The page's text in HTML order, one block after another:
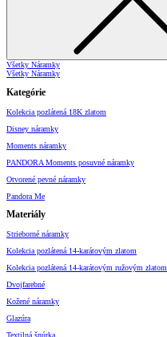
Všetky Náramky
Všetky Náramky
Kategórie
Kolekcia pozlátená 18K zlatom
Disney náramky
Moments náramky
PANDORA Moments posuvné náramky
Otvorené pevné náramky
Pandora Me
Materiály
Strieborné náramky
Kolekcia pozlátená 14-karátovým zlatom
Kolekcia pozlátená 14-karátovým ružovým zlatom
Dvojfarebné
Kožené náramky
Glazúra
Textilná šnúrka